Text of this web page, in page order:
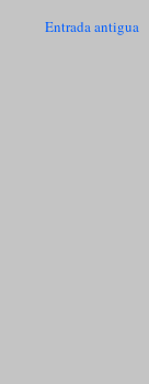
Entrada antigua